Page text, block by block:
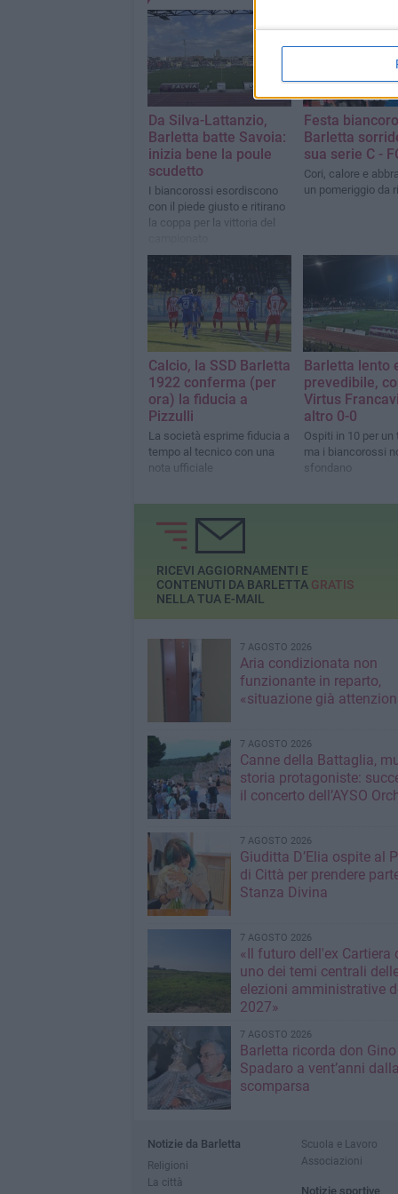
Da Silva-Lattanzio,
Barletta batte Savoia:
inizia bene la poule
scudetto
I biancorossi esordiscono
con il piede giusto e ritirano
la coppa per la vittoria del
Festa
Barletta
sua serie C -
Cori, calore e
un pomeriggio da
Calcio, la SSD Barletta
1922 conferma (per
ora) la fiducia a
Pizzulli
La società esprime fiducia a
tempo al tecnico con una
nota ufficiale
Barletta lento
prevedibile,
Virtus
altro 0-0
Ospiti in 10 per un
ma i biancorossi
sfondano
RICEVI AGGIORNAMENTI E
CONTENUTI DA BARLETTA GRATIS
NELLA TUA E-MAIL
7 AGOSTO 2026
Aria condizionata non
funzionante in reparto,
«situazione già
7 AGOSTO 2026
Canne della Battaglia,
storia protagoniste:
il concerto dell’AYSO
7 AGOSTO 2026
Giuditta D’Elia ospite al
di Città per prendere
Stanza Divina
7 AGOSTO 2026
«Il futuro dell'ex Cartiera
uno dei temi centrali
elezioni amministrative
2027»
7 AGOSTO 2026
Barletta ricorda don Gino
Spadaro a vent’anni dalla
scomparsa
Notizie da Barletta
Religioni
La città
Scuola e Lavoro
Associazioni
Notizie sportive